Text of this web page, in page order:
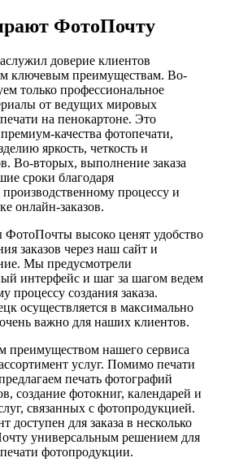
ФотоПочту
доверие клиентов
ключевым преимуществам. Во-
только профессиональное
от ведущих мировых
на пенокартоне. Это
качества фотопечати,
яркость, четкость и
Во-вторых, выполнение заказа
сроки благодаря
процессу и
онлайн-заказов.
ФотоПочты высоко ценят удобство
заказов через наш сайт и
Мы предусмотрели
интерфейс и шаг за шагом ведем
процессу создания заказа.
осуществляется в максимально
важно для наших клиентов.
нашего сервиса
услуг. Помимо печати
печать фотографий
создание фотокниг, календарей и
связанных с фотопродукцией.
доступен для заказа в несколько
универсальным решением для
фотопродукции.